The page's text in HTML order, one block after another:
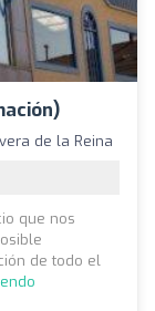
de la Reina
que nos
de todo el